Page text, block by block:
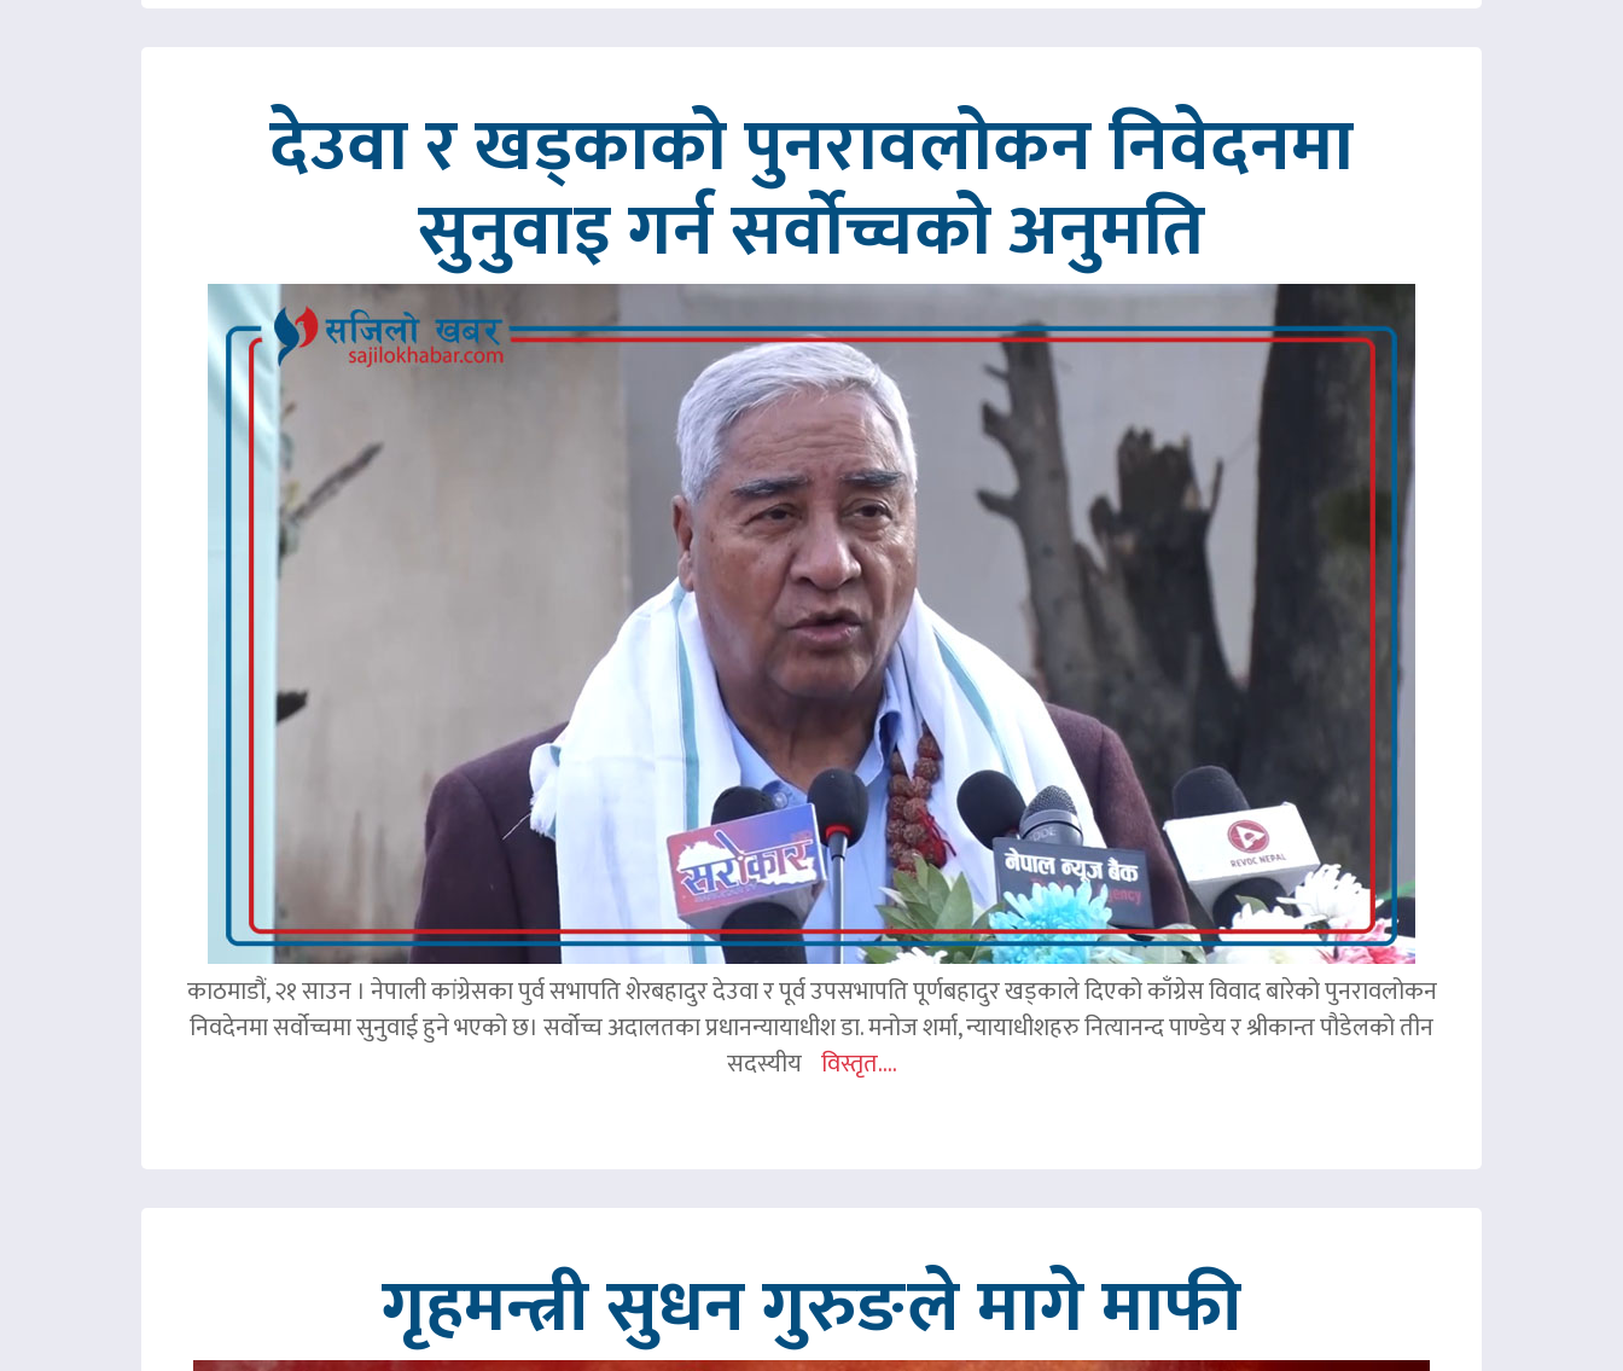
देउवा र खड्काको पुनरावलोकन निवेदनमा
सुनुवाइ गर्न सर्वोच्चको अनुमति
काठमाडौं, २१ साउन । नेपाली कांग्रेसका पुर्व सभापति शेरबहादुर देउवा र पूर्व उपसभापति पूर्णबहादुर खड्काले दिएको काँग्रेस विवाद बारेको पुनरावलोकन
निवदेनमा सर्वोच्चमा सुनुवाई हुने भएको छ। सर्वोच्च अदालतका प्रधानन्यायाधीश डा. मनोज शर्मा, न्यायाधीशहरु नित्यानन्द पाण्डेय र श्रीकान्त पौडेलको तीन
सदस्यीय विस्तृत....
गृहमन्त्री सुधन गुरुङले मागे माफी